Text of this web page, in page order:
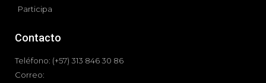
Participa
Contacto
Teléfono: (+57) 313 846 30 86
Correo: